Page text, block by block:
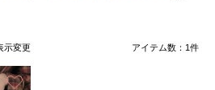
示変更 アイテム数： 1件
お気に入り